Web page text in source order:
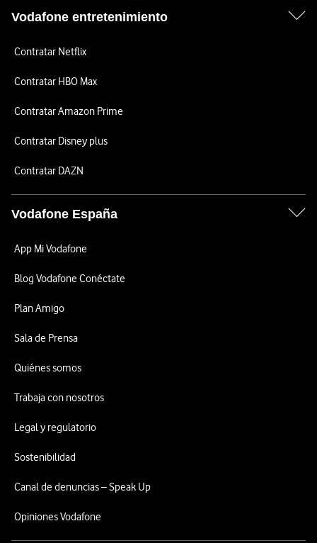
Vodafone entretenimiento
Contratar Netflix
Contratar HBO Max
Contratar Amazon Prime
Contratar Disney plus
Contratar DAZN
Vodafone España
App Mi Vodafone
Blog Vodafone Conéctate
Plan Amigo
Sala de Prensa
Quiénes somos
Trabaja con nosotros
Legal y regulatorio
Sostenibilidad
Canal de denuncias – Speak Up
Opiniones Vodafone